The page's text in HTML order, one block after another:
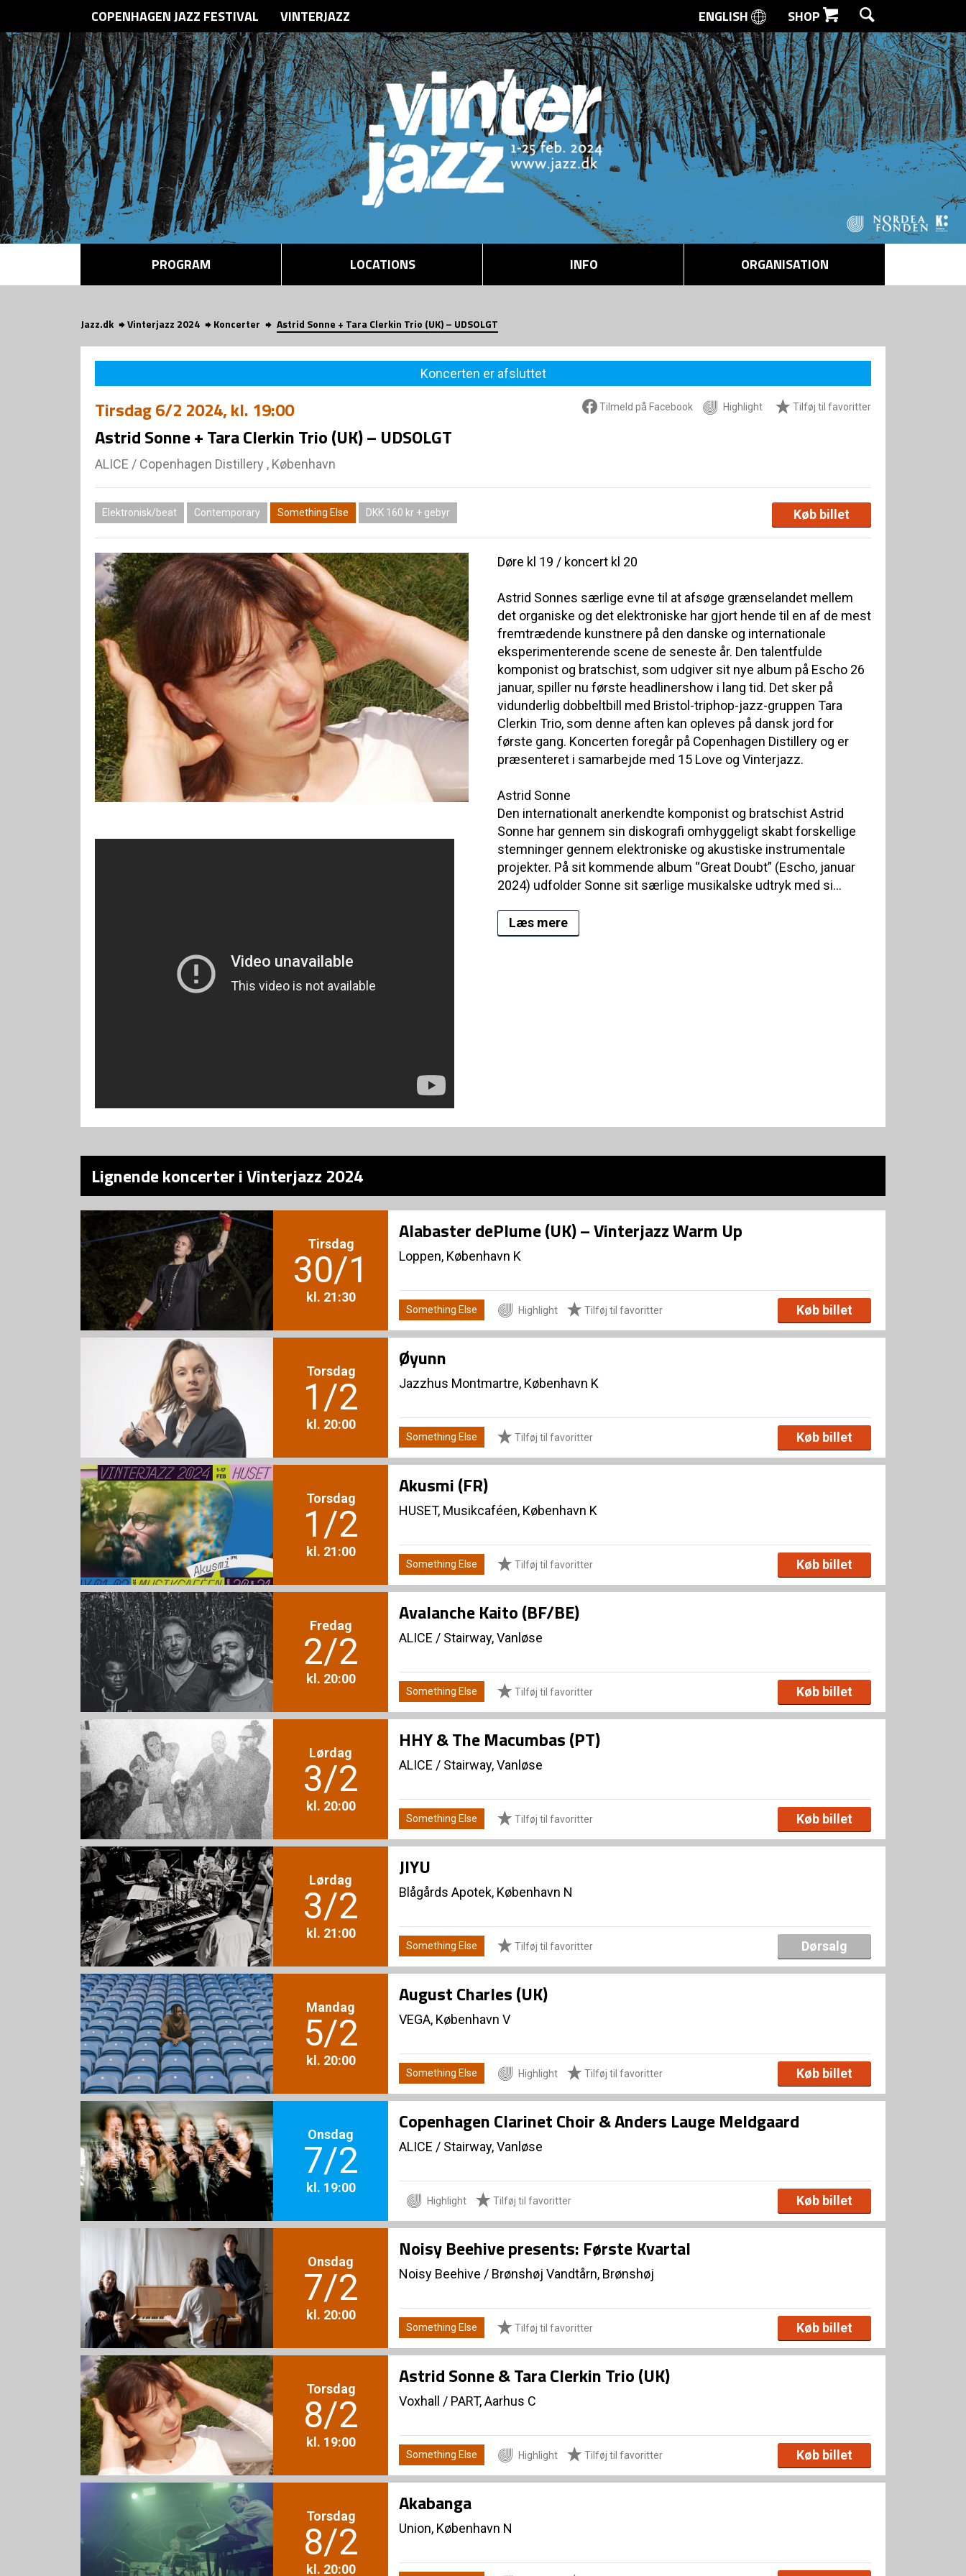
SØG
COPENHAGEN JAZZ FESTIVAL VINTERJAZZ ENGLISH SHOP
PROGRAM LOCATIONS INFO ORGANISATION
Jazz.dk Vinterjazz 2024 Koncerter Astrid Sonne + Tara Clerkin Trio (UK) – UDSOLGT
Koncerten er afsluttet
Tilmeld på Facebook Highlight Tilføj til favoritter
Tirsdag6/2 2024, kl. 19:00
Astrid Sonne + Tara Clerkin Trio (UK) – UDSOLGT
ALICE / Copenhagen Distillery , København
Elektronisk/beat Contemporary Something Else DKK 160 kr + gebyr Køb billet
Døre kl 19 / koncert kl 20
Astrid Sonnes særlige evne til at afsøge grænselandet mellem
det organiske og det elektroniske har gjort hende til en af de mest
fremtrædende kunstnere på den danske og internationale
eksperimenterende scene de seneste år. Den talentfulde
komponist og bratschist, som udgiver sit nye album på Escho 26
januar, spiller nu første headlinershow i lang tid. Det sker på
vidunderlig dobbeltbill med Bristol-triphop-jazz-gruppen Tara
Clerkin Trio, som denne aften kan opleves på dansk jord for
første gang. Koncerten foregår på Copenhagen Distillery og er
præsenteret i samarbejde med 15 Love og Vinterjazz.
Astrid Sonne
Den internationalt anerkendte komponist og bratschist Astrid
Sonne har gennem sin diskografi omhyggeligt skabt forskellige
stemninger gennem elektroniske og akustiske instrumentale
projekter. På sit kommende album “Great Doubt” (Escho, januar
2024) udfolder Sonne sit særlige musikalske udtryk med si...
Læs mere
Lignende koncerter i Vinterjazz 2024
Tirsdag
30/1
kl. 21:30
Alabaster dePlume (UK) – Vinterjazz Warm Up
Loppen, København K
Something Else Highlight Tilføj til favoritter Køb billet
Torsdag
1/2
kl. 20:00
Øyunn
Jazzhus Montmartre, København K
Something Else Tilføj til favoritter Køb billet
Torsdag
1/2
kl. 21:00
Akusmi (FR)
HUSET, Musikcaféen, København K
Something Else Tilføj til favoritter Køb billet
Fredag
2/2
kl. 20:00
Avalanche Kaito (BF/BE)
ALICE / Stairway, Vanløse
Something Else Tilføj til favoritter Køb billet
Lørdag
3/2
kl. 20:00
HHY & The Macumbas (PT)
ALICE / Stairway, Vanløse
Something Else Tilføj til favoritter Køb billet
Lørdag
3/2
kl. 21:00
JIYU
Blågårds Apotek, København N
Something Else Tilføj til favoritter Dørsalg
Mandag
5/2
kl. 20:00
August Charles (UK)
VEGA, København V
Something Else Highlight Tilføj til favoritter Køb billet
Onsdag
7/2
kl. 19:00
Copenhagen Clarinet Choir & Anders Lauge Meldgaard
ALICE / Stairway, Vanløse
Highlight Tilføj til favoritter Køb billet
Onsdag
7/2
kl. 20:00
Noisy Beehive presents: Første Kvartal
Noisy Beehive / Brønshøj Vandtårn, Brønshøj
Something Else Tilføj til favoritter Køb billet
Torsdag
8/2
kl. 19:00
Astrid Sonne & Tara Clerkin Trio (UK)
Voxhall / PART, Aarhus C
Something Else Highlight Tilføj til favoritter Køb billet
Torsdag
8/2
kl. 20:00
Akabanga
Union, København N